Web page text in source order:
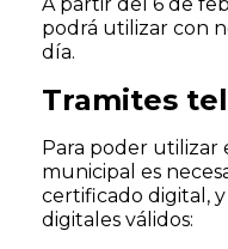
podrá utilizar con
día.
Tramites
Para poder utilizar
municipal es
certificado digital,
digitales válidos: